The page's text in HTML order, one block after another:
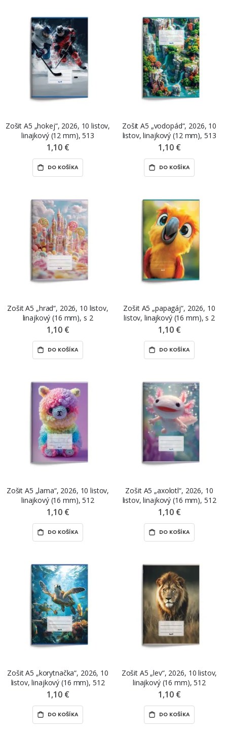
Zošit A5 „hokej“, 2026, 10 listov,
linajkový (12 mm), 513
1,10 €
DO KOŠÍKA
Zošit A5 „vodopád“, 2026, 10
listov, linajkový (12 mm), 513
1,10 €
DO KOŠÍKA
Zošit A5 „hrad“, 2026, 10 listov,
linajkový (16 mm), s 2
pomocnými linajkami, 512
1,10 €
DO KOŠÍKA
Zošit A5 „papagáj“, 2026, 10
listov, linajkový (16 mm), s 2
pomocnými linajkami, 512
1,10 €
DO KOŠÍKA
Zošit A5 „lama“, 2026, 10 listov,
linajkový (16 mm), 512
1,10 €
DO KOŠÍKA
Zošit A5 „axolotl“, 2026, 10
listov, linajkový (16 mm), 512
1,10 €
DO KOŠÍKA
Zošit A5 „korytnačka“, 2026, 10
listov, linajkový (16 mm), 512
1,10 €
DO KOŠÍKA
Zošit A5 „lev“, 2026, 10 listov,
linajkový (16 mm), 512
1,10 €
DO KOŠÍKA